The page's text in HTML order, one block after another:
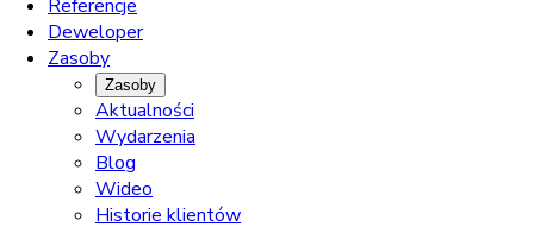
Referencje
Deweloper
Zasoby
Zasoby
Aktualności
Wydarzenia
Blog
Wideo
Historie klientów